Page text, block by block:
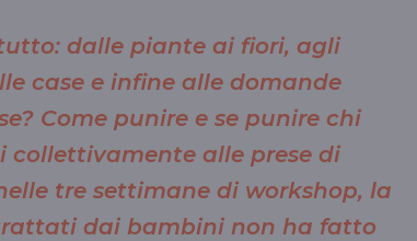
dalle piante ai fiori, agli
case e infine alle domande
Come punire e se punire chi
collettivamente alle prese di
tre settimane di workshop, la
dai bambini non ha fatto